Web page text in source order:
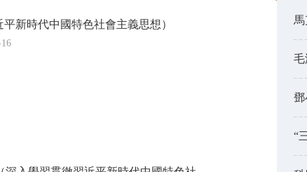
新時代中國特色社會主義思想）
毛
鄧
“